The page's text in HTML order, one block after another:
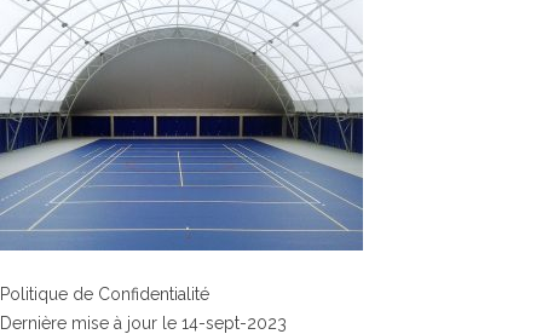
Politique de Confidentialité
Dernière mise à jour le 14-sept-2023